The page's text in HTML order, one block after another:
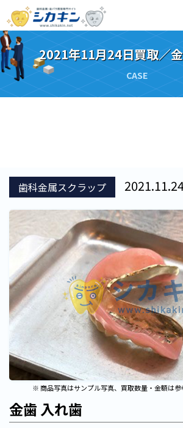
2021年11月24日買取／
CASE
歯科金属スクラップ
※ 商品写真はサンプル写真、買取数量・金額は参
金歯 入れ歯